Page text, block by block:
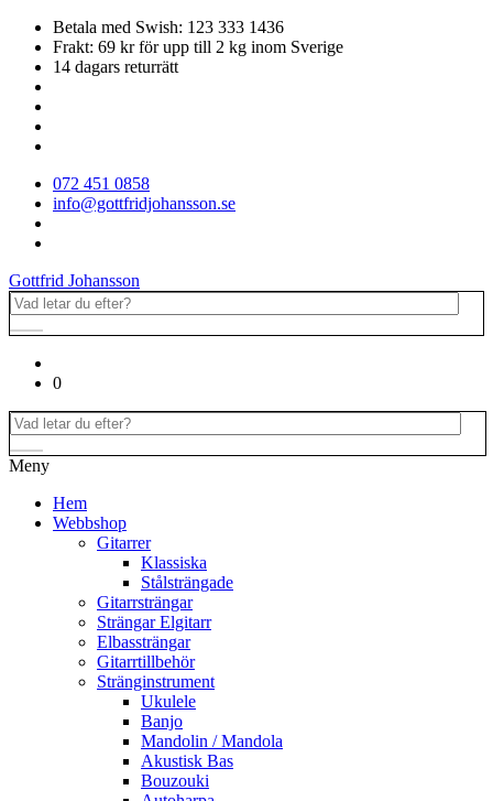
Betala med Swish: 123 333 1436
Frakt: 69 kr för upp till 2 kg inom Sverige
14 dagars returrätt
072 451 0858
info@gottfridjohansson.se
Gottfrid Johansson
0
Meny
Hem
Webbshop
Gitarrer
Klassiska
Stålsträngade
Gitarrsträngar
Strängar Elgitarr
Elbassträngar
Gitarrtillbehör
Stränginstrument
Ukulele
Banjo
Mandolin / Mandola
Akustisk Bas
Bouzouki